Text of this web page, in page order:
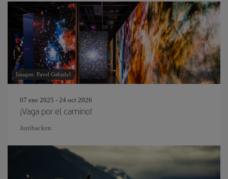
Imagen: Pavel Gabzdyl
07 ene 2025 - 24 oct 2026
¡Vaga por el camino!
Junibacken